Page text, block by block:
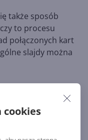
cookies
także sposób
to procesu
połączonych kart
slajdy można
updates-